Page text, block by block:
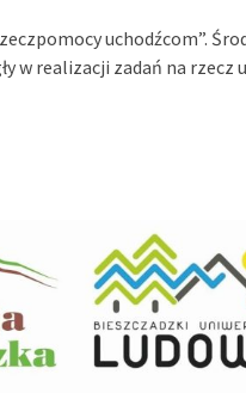
uchodźcom”.
realizacji zadań na rzecz